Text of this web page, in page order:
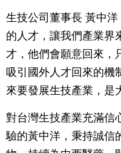
生技公司董事長 黃中
的人才，讓我們產業界
才，他們會願意回來，
吸引國外人才回來的機
來要發展生技產業，是
對台灣生技產業充滿信
驗的黃中洋，秉持誠信